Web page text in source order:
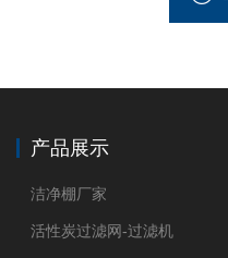
产品展示
洁净棚厂家
活性炭过滤网-过滤机